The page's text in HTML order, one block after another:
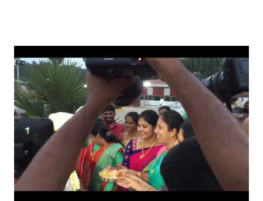
சங்க இலக்கியங்களுக்கு பின் காலகட்டத்திலும் 'புதுக்கலத்து எழுந்த
தீம்பால் பொங்கல்' என சிறப்பிக்கும் சீவக சிந்தாமணி. காலங்கள்
தோறும் தமிழர்களின் வாழ்வியல் அங்கமாக உள்ள பொங்கல் விழாவில்
தமிழர்கள் சொந்த பிள்ளைகளைப் போல கால்நடைகளை வளர்த்துப்
போற்றி உடன் விளையாடி மகிழ்வதும் இயற்கையுடன் இணைந்த
இயந்திரம் இல்லாத கால வாழ்க்கை முறையாகும். தொடர்ந்து உற்றார்
உறவுகளைக் கண்டு மகிழும் காணும் பொங்கல் இயற்கை, வாழ்வியல்
முறை, உறவுகள் சார்ந்த உயிர்ப்பான ...